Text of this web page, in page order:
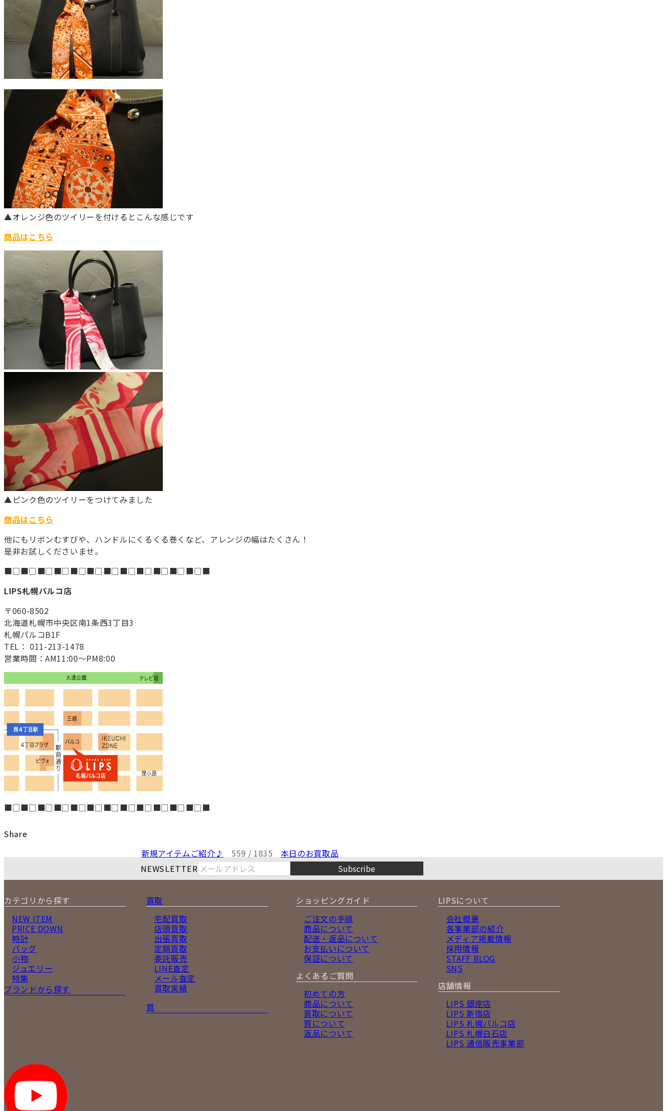
▲オレンジ色のツイリーを付けるとこんな感じです
商品はこちら
▲ピンク色のツイリーをつけてみました
商品はこちら
他にもリボンむすびや、ハンドルにくるくる巻くなど、アレンジの幅はたくさん！
是非お試しくださいませ。
■□■□■□■□■□■□■□■□■□■□■□■□■
LIPS札幌パルコ店
〒060-8502
北海道札幌市中央区南1条西3丁目3
札幌パルコB1F
TEL： 011-213-1478
営業時間：AM11:00～PM8:00
■□■□■□■□■□■□■□■□■□■□■□■□■
Share
新規アイテムご紹介♪
559 / 1835
本日のお買取品
NEWSLETTER
Subscribe
カテゴリから探す
NEW ITEM
PRICE DOWN
時計
バッグ
小物
ジュエリー
特集
ブランドから探す
買取
宅配買取
店頭買取
出張買取
定額買取
委託販売
LINE査定
メール査定
買取実績
質
ショッピングガイド
ご注文の手順
商品について
配送・返品について
お支払いについて
保証について
よくあるご質問
初めての方
商品について
買取について
質について
返品について
LIPSについて
会社概要
各事業部の紹介
メディア掲載情報
採用情報
STAFF BLOG
SNS
店舗情報
LIPS 銀座店
LIPS 新宿店
LIPS 札幌パルコ店
LIPS 札幌白石店
LIPS 通信販売事業部